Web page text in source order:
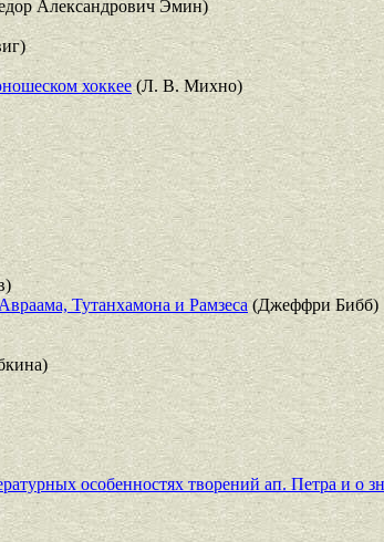
Александрович Эмин)
хоккее(Л. В. Михно)
Тутанхамона и Рамзеса(Джеффри Бибб)
особенностях творений ап. Петра и о